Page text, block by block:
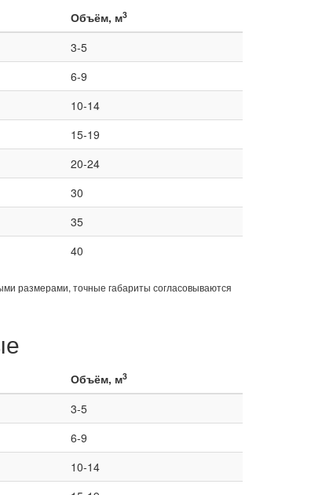
Объём, м3
3-5
6-9
10-14
15-19
20-24
30
35
40
размерами, точные габариты согласовываются
Объём, м3
3-5
6-9
10-14